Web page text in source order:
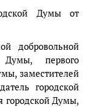
Думы от
добровольной
Думы, первого
заместителей
городской
городской Думы,